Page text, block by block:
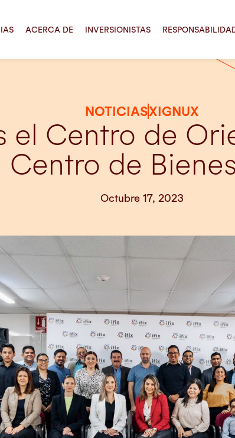
ACERCA DE INVERSIONISTAS
NOTICIASXIGNUX
el Centro de
Centro de
Octubre 17, 2023